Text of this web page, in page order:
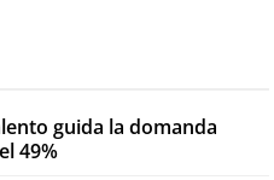
guida la domanda
49%